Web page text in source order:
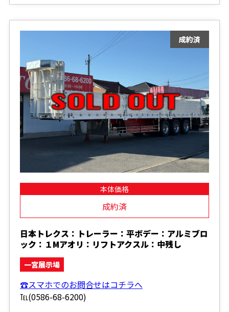
本体価格
成約済
日本トレクス：トレーラー：平ボデー：アルミブロ
ック：１Mアオリ：リフトアクスル：中残し
一宮展示場
☎スマホでのお問合せはコチラへ
℡(0586-68-6200)